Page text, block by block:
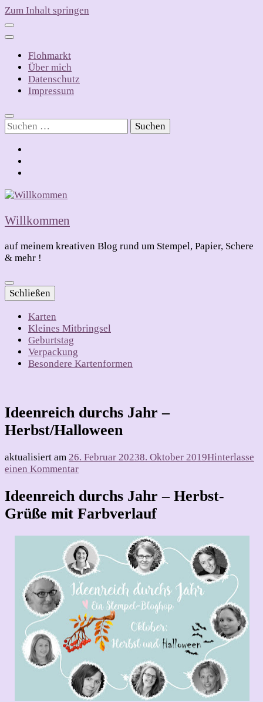
Zum Inhalt springen
Flohmarkt
Über mich
Datenschutz
Impressum
Suchen
nach:
Willkommen
auf meinem kreativen Blog rund um Stempel, Papier, Schere
& mehr !
Schließen
Karten
Kleines Mitbringsel
Geburtstag
Verpackung
Besondere Kartenformen
Ideenreich durchs Jahr –
Herbst/Halloween
aktualisiert am 26. Februar 20238. Oktober 2019Hinterlasse
einen Kommentarzu
durchs
Jahr
–
Ideenreich durchs Jahr – Herbst-
Grüße mit Farbverlauf